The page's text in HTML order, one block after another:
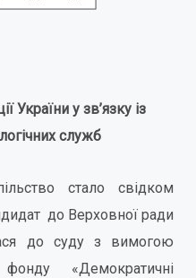
України у зв’язку із
служб
стало свідком
до Верховної ради
до суду з вимогою
«Демократичні